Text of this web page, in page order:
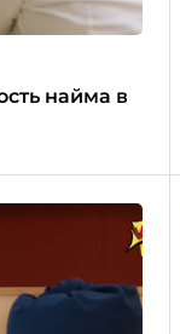
найма в